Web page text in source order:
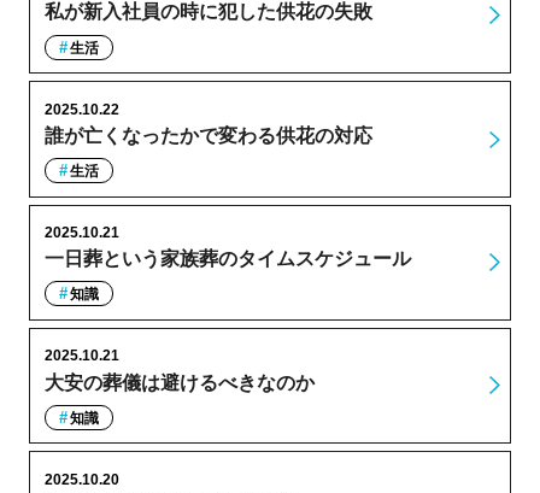
私が新入社員の時に犯した供花の失敗
生活
誰が亡くなったかで変わる供花の対応
2025.10.22
生活
一日葬という家族葬のタイムスケジュール
2025.10.21
知識
大安の葬儀は避けるべきなのか
2025.10.21
知識
2025.10.20